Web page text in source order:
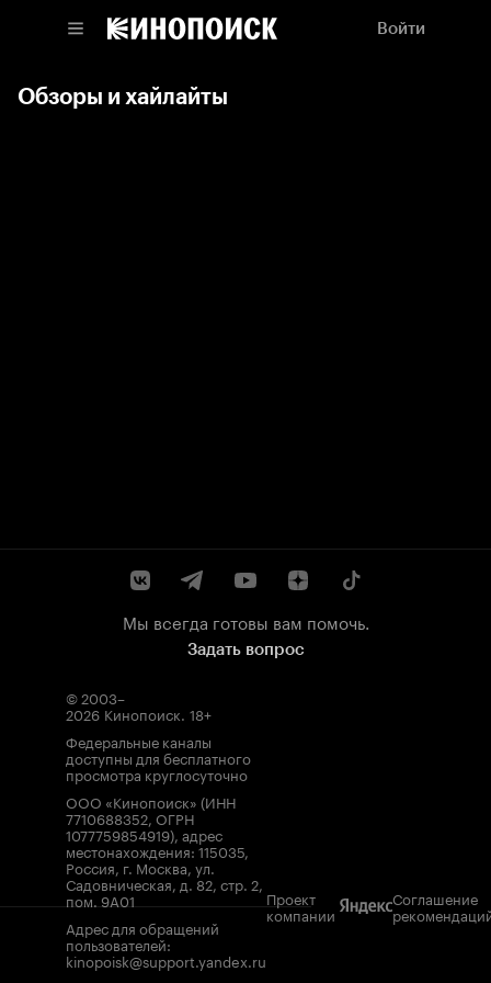
Войти
Обзоры и хайлайты
Мы всегда готовы вам помочь.
Задать вопрос
© 2003–
2026 Кинопоиск. 18+
Федеральные каналы
доступны для бесплатного
просмотра круглосуточно
ООО «Кинопоиск» (ИНН
7710688352, ОГРН
1077759854919), адрес
местонахождения: 115035,
Россия, г. Москва, ул.
Садовническая, д. 82, стр. 2,
пом. 9А01
Адрес для обращений
пользователей:
kinopoisk@support.yandex.ru
Проект
компании
Соглашение